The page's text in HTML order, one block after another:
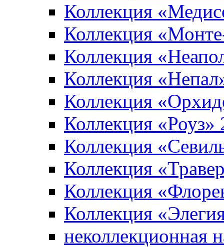
Коллекция
Коллекция
Коллекция
Коллекция
Коллекция
Коллекция «Роуз»
Коллекция
Коллекция
Коллекция
Коллекция
неколлекционная